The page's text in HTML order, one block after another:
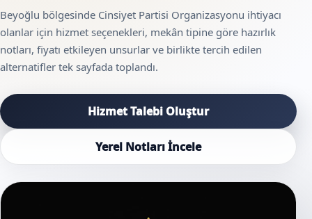
Beyoğlu bölgesinde Cinsiyet Partisi Organizasyonu ihtiyacı
olanlar için hizmet seçenekleri, mekân tipine göre hazırlık
notları, fiyatı etkileyen unsurlar ve birlikte tercih edilen
alternatifler tek sayfada toplandı.
Hizmet Talebi Oluştur
Yerel Notları İncele